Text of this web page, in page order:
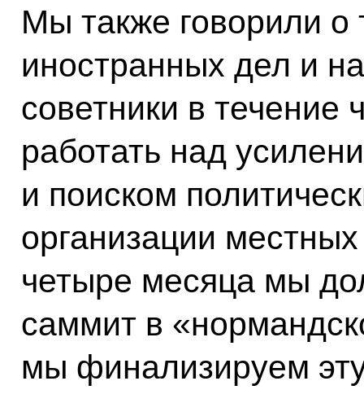
Мы также говорили
иностранных дел и
советники в
работать над
и поиском
организации
четыре месяца мы
саммит в
мы финализируем